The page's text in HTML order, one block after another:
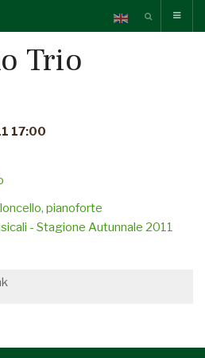
Trio
17:00
pianoforte
- Stagione Autunnale 2011